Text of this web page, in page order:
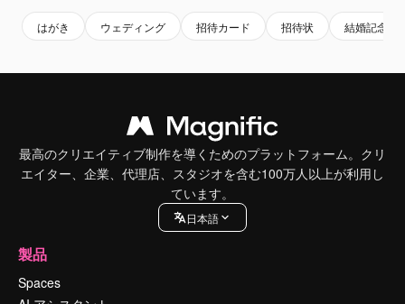
はがき ウェディング 招待カード 招待状 結婚記念日
最高のクリエイティブ制作を導くためのプラットフォーム。クリ
エイター、企業、代理店、スタジオを含む100万人以上が利用し
ています。
日本語
製品
Spaces